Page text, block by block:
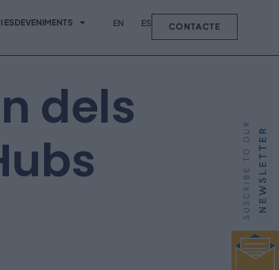
ESDEVENIMENTS EN ES CONTACTE
dels